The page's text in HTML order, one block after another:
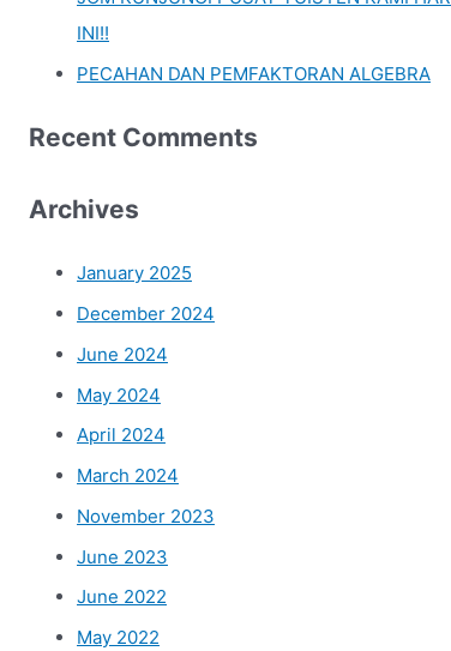
INI!!
PECAHAN DAN PEMFAKTORAN ALGEBRA
Recent Comments
Archives
January 2025
December 2024
June 2024
May 2024
April 2024
March 2024
November 2023
June 2023
June 2022
May 2022